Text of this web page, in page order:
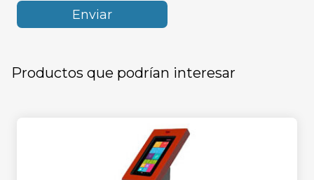
Productos que podrían interesar